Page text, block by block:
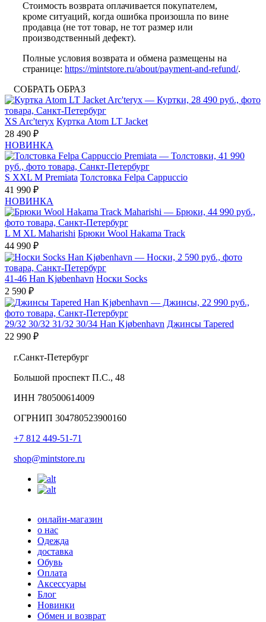
Стоимость возврата оплачивается покупателем,
кроме ситуаций, когда ошибка произошла по вине
продавца (не тот товар, не тот размер или
производственный дефект).
Полные условия возврата и обмена размещены на
странице: https://mintstore.ru/about/payment-and-refund/.
СОБРАТЬ ОБРАЗ
XS Arc'teryx Куртка Atom LT Jacket
28 490 ₽
НОВИНКА
S XXL M Premiata Толстовка Felpa Cappuccio
41 990 ₽
НОВИНКА
L M XL Maharishi Брюки Wool Hakama Track
44 990 ₽
41-46 Han Kjøbenhavn Носки Socks
2 590 ₽
29/32 30/32 31/32 30/34 Han Kjøbenhavn Джинсы Tapered
22 990 ₽
г.Санкт-Петербург
Большой проспект П.С., 48
ИНН 780500614009
ОГРНИП 304780523900160
+7 812 449-51-71
shop@mintstore.ru
онлайн-магазин
о нас
Одежда
доставка
Обувь
Оплата
Аксессуары
Блог
Новинки
Обмен и возврат